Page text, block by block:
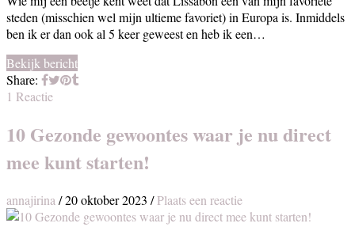
steden (misschien wel mijn ultieme favoriet) in Europa is. Inmiddels
ben ik er dan ook al 5 keer geweest en heb ik een…
Bekijk bericht
Share:
1 Reactie
10 Gezonde gewoontes waar je nu direct
mee kunt starten!
annajirina/20 oktober 2023 /Plaats een reactie